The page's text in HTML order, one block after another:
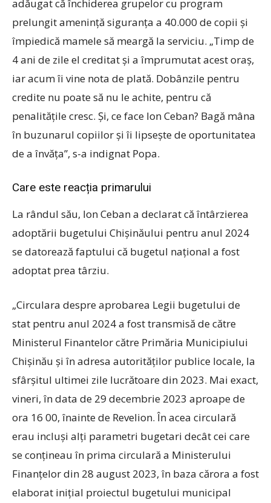
adăugat că închiderea grupelor cu program
prelungit amenință siguranța a 40.000 de copii și
împiedică mamele să meargă la serviciu. „Timp de
4 ani de zile el creditat și a împrumutat acest oraș,
iar acum îi vine nota de plată. Dobânzile pentru
credite nu poate să nu le achite, pentru că
penalitățile cresc. Și, ce face Ion Ceban? Bagă mâna
în buzunarul copiilor și îi lipsește de oportunitatea
de a învăța”, s-a indignat Popa.
Care este reacția primarului
La rândul său, Ion Ceban a declarat că întârzierea
adoptării bugetului Chișinăului pentru anul 2024
se datorează faptului că bugetul național a fost
adoptat prea târziu.
„Circulara despre aprobarea Legii bugetului de
stat pentru anul 2024 a fost transmisă de către
Ministerul Finantelor către Primăria Municipiului
Chișinău și în adresa autorităților publice locale, la
sfârșitul ultimei zile lucrătoare din 2023. Mai exact,
vineri, în data de 29 decembrie 2023 aproape de
ora 16 00, înainte de Revelion. În acea circulară
erau incluși alți parametri bugetari decât cei care
se conțineau în prima circulară a Ministerului
Finanțelor din 28 august 2023, în baza cărora a fost
elaborat inițial proiectul bugetului municipal